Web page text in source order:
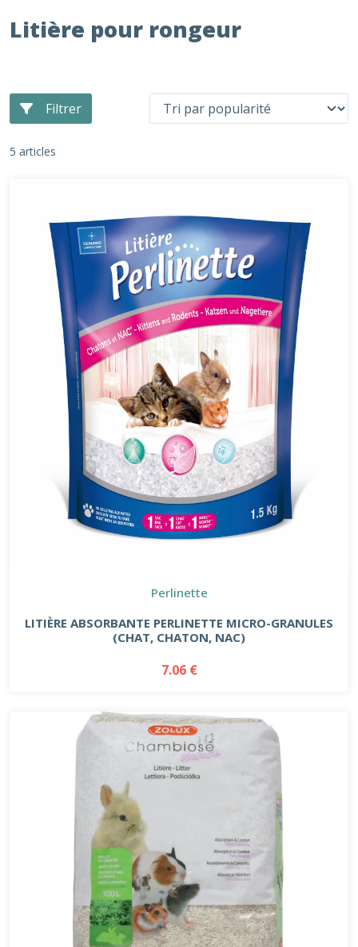
Litière pour rongeur
Filtrer
5 articles
Perlinette
LITIÈRE ABSORBANTE PERLINETTE MICRO-GRANULES
(CHAT, CHATON, NAC)
7.06 €